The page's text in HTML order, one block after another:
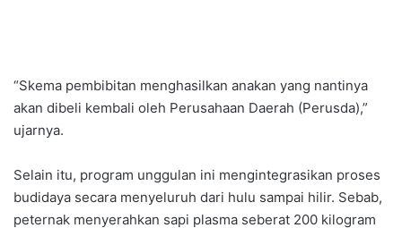
“Skema pembibitan menghasilkan anakan yang nantinya
akan dibeli kembali oleh Perusahaan Daerah (Perusda),”
ujarnya.
Selain itu, program unggulan ini mengintegrasikan proses
budidaya secara menyeluruh dari hulu sampai hilir. Sebab,
peternak menyerahkan sapi plasma seberat 200 kilogram